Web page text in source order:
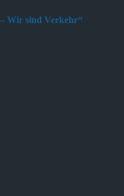
Wir sind Verkehr“